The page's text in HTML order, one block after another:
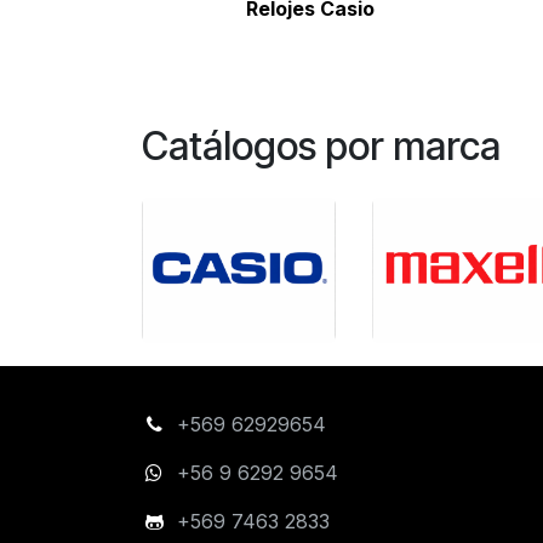
Relojes Casio
Catálogos por marca
+569 62929654
+56 9 6292 9654
+569 7463 2833